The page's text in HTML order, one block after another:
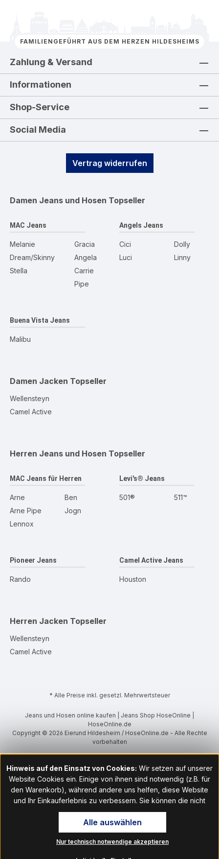
FAMILIENGEFÜHRT AUS DEM HERZEN HILDESHEIMS
Zahlung & Versand
Informationen
Shop-Service
Social Media
Vertrag widerrufen
Damen Jeans und Hosen Topseller
MAC Jeans
Melanie
Dream/Skinny
Stella
Gracia
Angela
Carrie
Pipe
Angels Jeans
Cici
Luci
Dolly
Linny
Buena Vista Jeans
Malibu
Damen Jacken Topseller
Wellensteyn
Camel Active
Herren Jeans und Hosen Topseller
MAC Jeans für Herren
Arne
Arne Pipe
Lennox
Ben
Jogn
Levi's® Jeans
501® 511™
Pioneer Jeans
Rando
Camel Active Jeans
Houston
Herren Jacken Topseller
Wellensteyn
Camel Active
* Alle Preise inkl. gesetzl. Mehrwertsteuer
Jeans und Hosen online kaufen | Jeans Shop HoseOnline |
HoseOnline.de
Copyright © 2026 Eierund Hildesheim / HoseOnline.de - Alle Rechte
vorbehalten
Hinweis auf den Einsatz von Cookies: Wir setzen auf unserer
Website Cookies ein. Einige von ihnen sind notwendig (z.B. für
den Warenkorb), während andere uns helfen, diese Website
und Ihr Einkauferlebnis zu verbessern. Sie können die nicht
notwendigen Cookies mit Klick auf „OK“ akzeptieren oder per
Klick auf "Nur technisch notwendige akzeptieren" ablehnen. Den
Zugang zu den Cookie-Einstellungen finden Sie im Fußbereich
unserer Website im Menüpunkt „Informationen“. Dort können Sie
Nur technisch notwendige akzeptieren
Alle auswählen